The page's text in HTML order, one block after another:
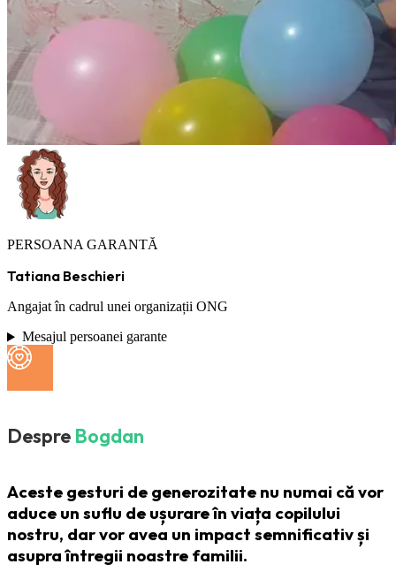
PERSOANA GARANTĂ
Tatiana Beschieri
Angajat în cadrul unei organizații ONG
Mesajul persoanei garante
Despre Bogdan
Aceste gesturi de generozitate nu numai că vor
aduce un suflu de ușurare în viața copilului
nostru, dar vor avea un impact semnificativ și
asupra întregii noastre familii.